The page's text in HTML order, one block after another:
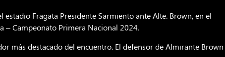
estadio Fragata Presidente Sarmiento ante Alte. Brown, en el
– Campeonato Primera Nacional 2024.
más destacado del encuentro. El defensor de Almirante Brown